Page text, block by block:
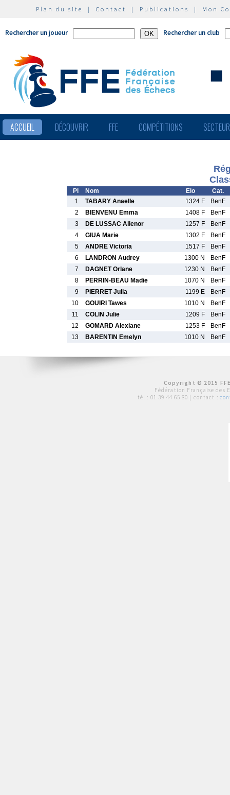
Plan du site | Contact | Publications | Mon
Rechercher un joueur Rechercher un club
ACCUEIL DÉCOUVRIR FFE COMPÉTITIONS
Pl Nom Elo
Cat.
1
TABARY Anaelle 1324 F
BenF
2
BIENVENU Emma 1408 F
BenF
3
DE LUSSAC Alienor 1257 F
BenF
4
GIUA Marie 1302 F
BenF
5
ANDRE Victoria 1517 F
BenF
6
LANDRON Audrey 1300 N
BenF
7
DAGNET Orlane 1230 N
BenF
8
PERRIN-BEAU Madie 1070 N
BenF
9
PIERRET Julia 1199 E
BenF
10
GOUIRI Tawes 1010 N
BenF
11
COLIN Julie 1209 F
BenF
12
GOMARD Alexiane 1253 F
BenF
13
BARENTIN Emelyn 1010 N BenF
Copyright © 2015
Fédération Française des
tél : 01 39 44 65 80 | contact :